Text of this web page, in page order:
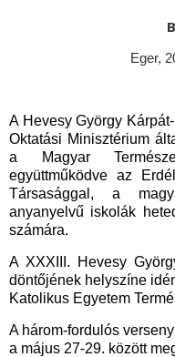
Eger,
A Hevesy György
Oktatási Minisztérium
a Magyar
együttműködve az
Társasággal, a
anyanyelvű iskolák
számára.
A XXXIII. Hevesy
döntőjének helyszíne
Katolikus Egyetem
A három-fordulós
a május 27-29. között